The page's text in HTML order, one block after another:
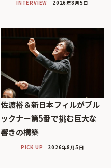
INTERVIEW 2026年8月5日
佐渡裕＆新日本フィルがブル
ックナー第5番で挑む巨大な
響きの構築
PICK UP 2026年8月5日